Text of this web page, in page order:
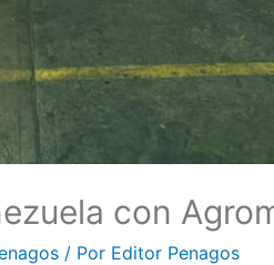
con
/ Por Editor Penagos